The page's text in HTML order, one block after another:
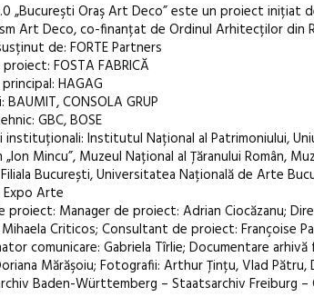
„Bucureşti Oraş Art Deco” este un proiect
Art Deco, co-finanțat de Ordinul Arhitecților din
de: FORTE Partners
FOSTA FABRICĂ
HAGAG
CONSOLA GRUP
GBC, BOSE
instituționali: Institutul Național al Patrimoniului,
„Ion Mincu”, Muzeul Național al Țăranului Român,
Filiala București, Universitatea Națională de Arte
Expo Arte
proiect: Manager de proiect: Adrian Ciocăzanu;
Criticos; Consultant de proiect: Françoise
comunicare: Gabriela Tîrlie; Documentare
Mărăşoiu; Fotografii: Arthur Țințu, Vlad
Baden-Württemberg – Staatsarchiv Freiburg